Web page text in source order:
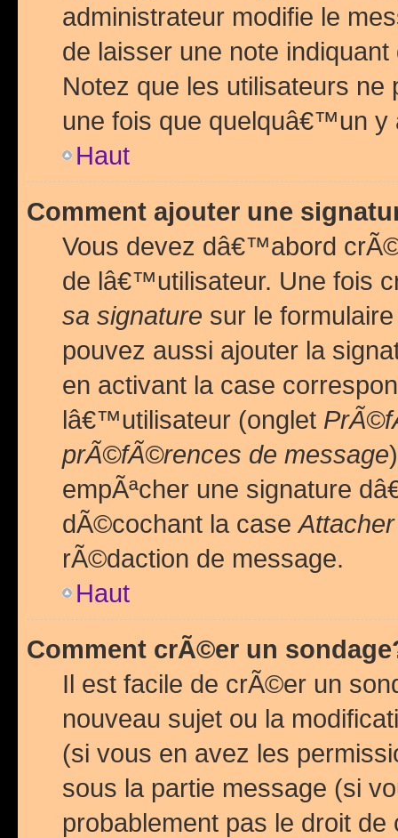
administrateur modifie le
de laisser une note
Notez que les utilisateurs
une fois que quelquâ€™un y
Haut
Comment ajouter une
Vous devez dâ€™abord
de lâ€™utilisateur. Une fois
sa signature sur le
pouvez aussi ajouter la
en activant la case
lâ€™utilisateur (onglet
prÃ©fÃ©rences de message
empÃªcher une signature
dÃ©cochant la case
rÃ©daction de message.
Haut
Comment crÃ©er un
Il est facile de crÃ©er un
nouveau sujet ou la
(si vous en avez les
sous la partie message (si
probablement pas le droit